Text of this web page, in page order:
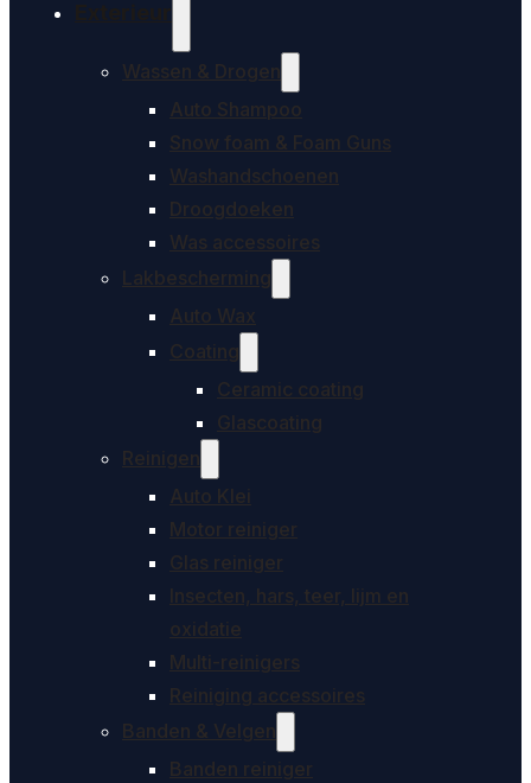
Wassen & Drogen
Auto Shampoo
Snow foam & Foam Guns
Washandschoenen
Droogdoeken
Was accessoires
Lakbescherming
Auto Wax
Coating
Ceramic coating
Glascoating
Reinigen
Auto Klei
Motor reiniger
Glas reiniger
Insecten, hars, teer, lijm en
oxidatie
Multi-reinigers
Reiniging accessoires
Banden & Velgen
Banden reiniger